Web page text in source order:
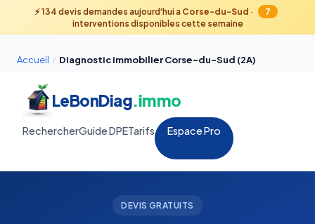
⚡134 devis demandes aujourd'hui a Corse-du-Sud ·
7
interventions disponibles cette semaine
Accueil / Diagnostic immobilier Corse-du-Sud (2A)
LeBonDiag.immo
RechercherGuide DPETarifs Espace Pro
DEVIS GRATUITS